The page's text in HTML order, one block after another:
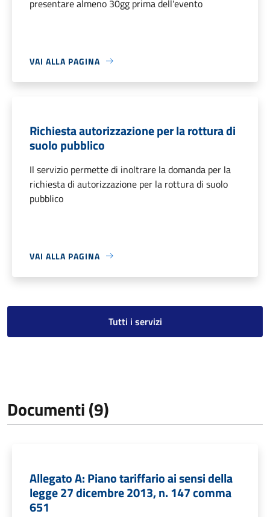
presentare almeno 30gg prima dell'evento
VAI ALLA PAGINA
Richiesta autorizzazione per la rottura di
suolo pubblico
Il servizio permette di inoltrare la domanda per la
richiesta di autorizzazione per la rottura di suolo
pubblico
VAI ALLA PAGINA
Tutti i servizi
Documenti (9)
Allegato A: Piano tariffario ai sensi della
legge 27 dicembre 2013, n. 147 comma
651